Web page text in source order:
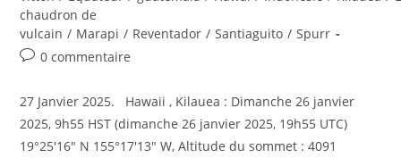
publication :
chaudron de
vulcain / Marapi / Reventador / Santiaguito / Spurr
Commentaires
publication :
0 commentaire
27 Janvier 2025. Hawaii , Kilauea : Dimanche 26 janvier
2025, 9h55 HST (dimanche 26 janvier 2025, 19h55 UTC)
19°25'16" N 155°17'13" W, Altitude du sommet : 4091